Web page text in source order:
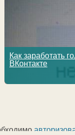
Как заработать
ВКонтакте